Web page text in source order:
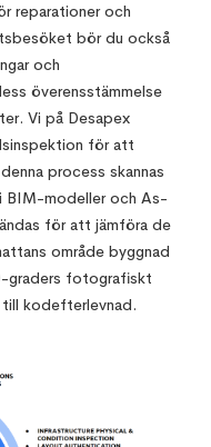
reparationer och
bör du också
och
överensstämmelse
Vi på Desapex
för att
process skannas
BIM-modeller och As-
för att jämföra de
område byggnad
graders fotografiskt
till kodefterlevnad.